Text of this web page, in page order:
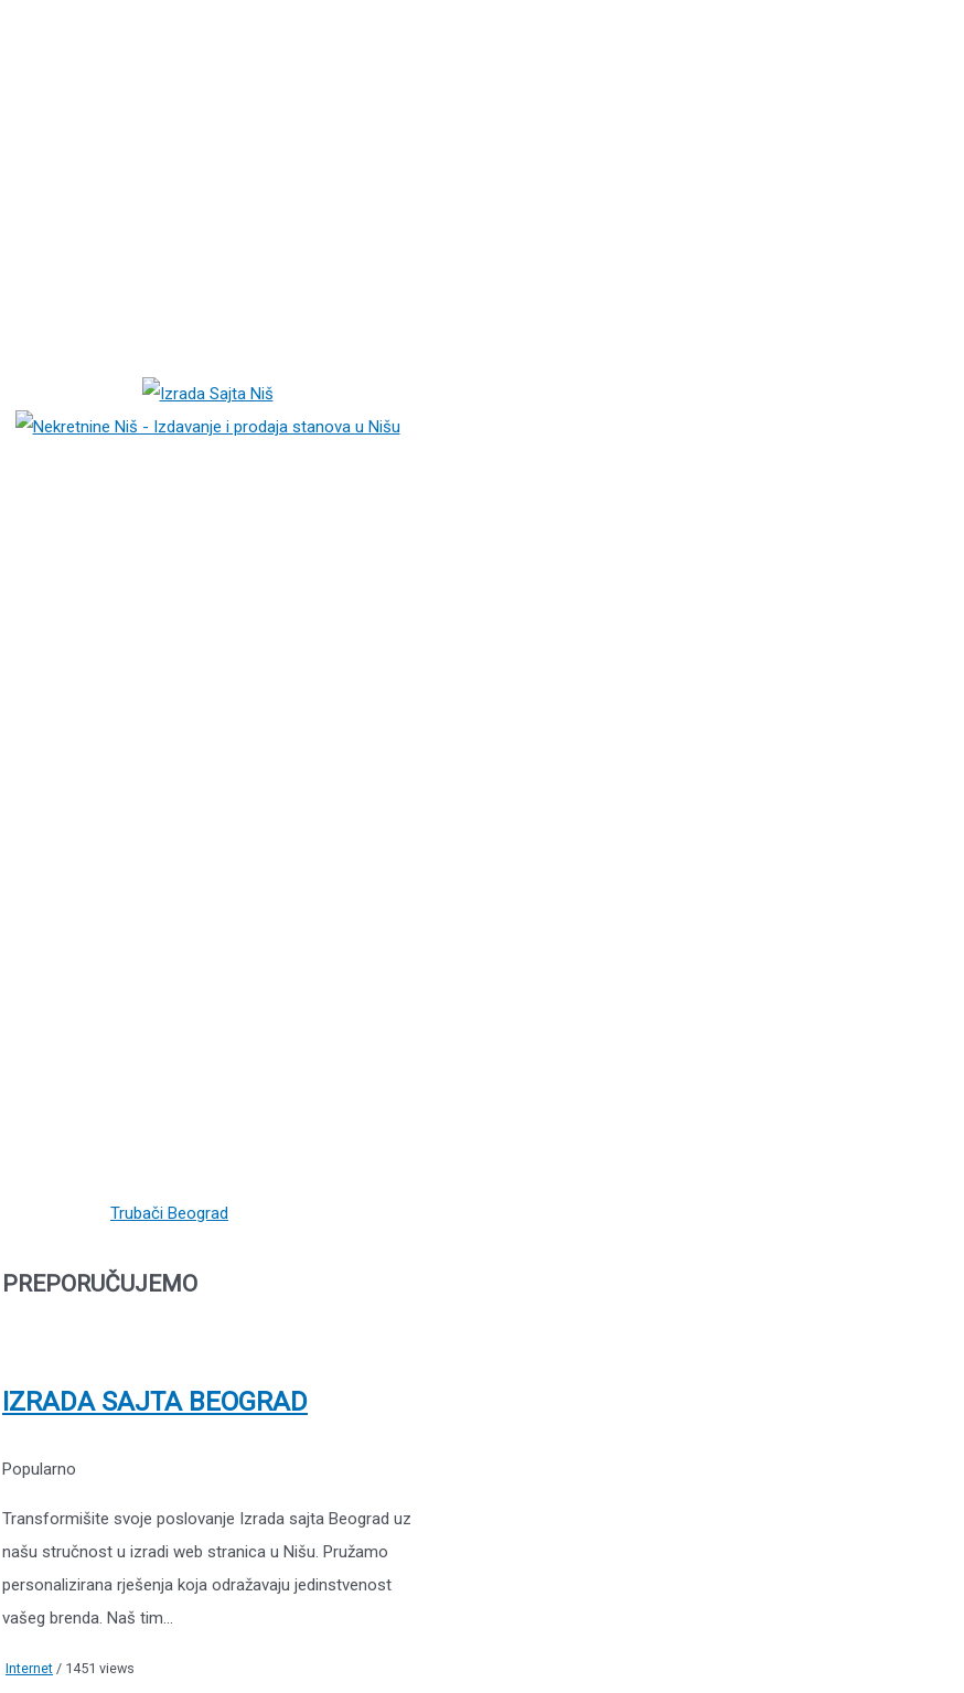
Trubači Beograd
PREPORUČUJEMO
IZRADA SAJTA BEOGRAD
Popularno
Transformišite svoje poslovanje Izrada sajta Beograd uz
našu stručnost u izradi web stranica u Nišu. Pružamo
personalizirana rješenja koja odražavaju jedinstvenost
vašeg brenda. Naš tim...
Internet / 1451 views